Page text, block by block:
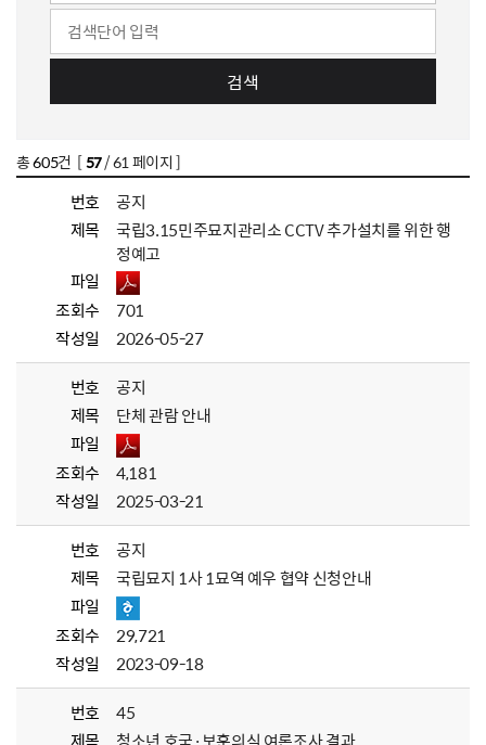
검색
총605건 [57/ 61 페이지 ]
번호
공지
제목
국립3.15민주묘지관리소 CCTV 추가설치를 위한 행
정예고
파일
조회수
701
작성일
2026-05-27
번호
공지
제목
단체 관람 안내
파일
조회수
4,181
작성일
2025-03-21
번호
공지
제목
국립묘지 1사 1묘역 예우 협약 신청안내
파일
조회수
29,721
작성일
2023-09-18
번호
45